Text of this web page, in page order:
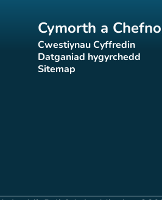
Cymorth a
Cwestiynau Cyffredin
(tab newydd)
Datganiad hygyrchedd
(tab newydd)
Sitemap(tab newydd)